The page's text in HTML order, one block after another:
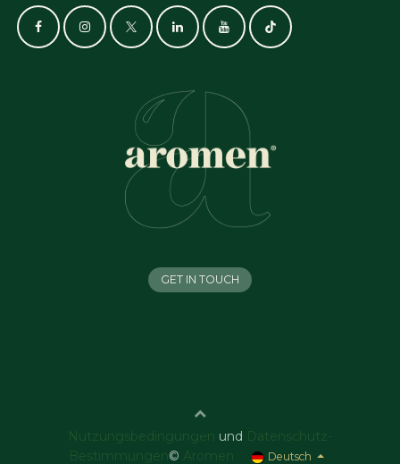
GET IN TOUCH
Nutzungsbedingungen und
Datenschutz-
Bestimmungen © Aromen Deutsch